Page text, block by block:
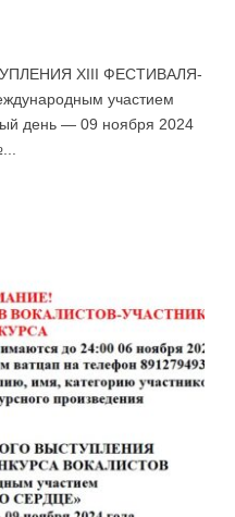
XIII ФЕСТИВАЛЯ-
участием
день — 09 ноября 2024